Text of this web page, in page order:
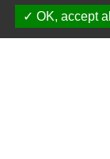
Adresse mail
OK, accept all